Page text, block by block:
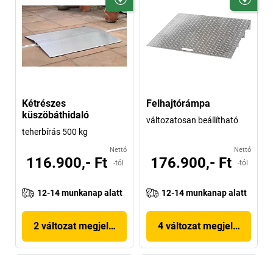
Kétrészes
küszöbáthidaló
teherbírás 500 kg
Nettó
116.900,- Ft -tól
12-14 munkanap alatt
2 változat megjelenítése
Felhajtórámpa
változatosan beállítható
Nettó
176.900,- Ft -tól
12-14 munkanap alatt
4 változat megjelenítése